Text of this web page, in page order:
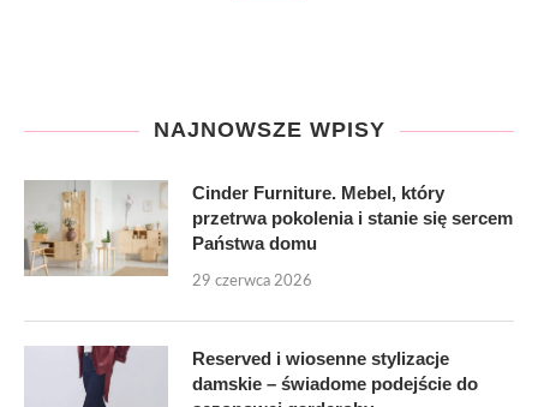
NAJNOWSZE WPISY
Cinder Furniture. Mebel, który
przetrwa pokolenia i stanie się sercem
Państwa domu
29 czerwca 2026
Reserved i wiosenne stylizacje
damskie – świadome podejście do